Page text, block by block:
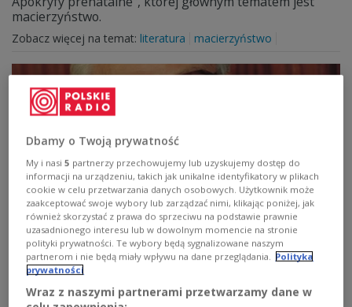
macierzyństwo.
Zobacz więcej na temat: literatura macierzyństwo
Dzień Herlinga-Grudzińskiego
Gdyby żył, we wtorek 20 maja skończyłby 95 lat. Cały ten
dzień poświęciliśmy osobie i twórczości Gustawa
Herlinga-Grudzińskiego - pisarza, eseisty, krytyka
Dbamy o Twoją prywatność
My i nasi5 partnerzy przechowujemy lub uzyskujemy dostęp do
informacji na urządzeniu, takich jak unikalne identyfikatory w plikach
cookie w celu przetwarzania danych osobowych. Użytkownik może
zaakceptować swoje wybory lub zarządzać nimi, klikając poniżej, jak
również skorzystać z prawa do sprzeciwu na podstawie prawnie
uzasadnionego interesu lub w dowolnym momencie na stronie
polityki prywatności. Te wybory będą sygnalizowane naszym
partnerom i nie będą miały wpływu na dane przeglądania. Polityka
prywatności
Wraz z naszymi partnerami przetwarzamy dane w